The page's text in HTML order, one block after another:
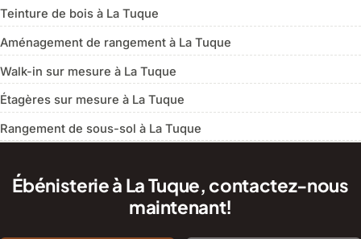
Teinture de bois à La Tuque
Aménagement de rangement à La Tuque
Walk-in sur mesure à La Tuque
Étagères sur mesure à La Tuque
Rangement de sous-sol à La Tuque
Ébénisterie à La Tuque, contactez-nous
maintenant!